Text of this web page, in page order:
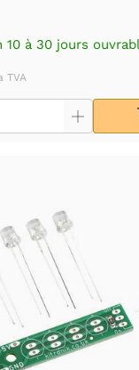
10 à 30 jours
TVA